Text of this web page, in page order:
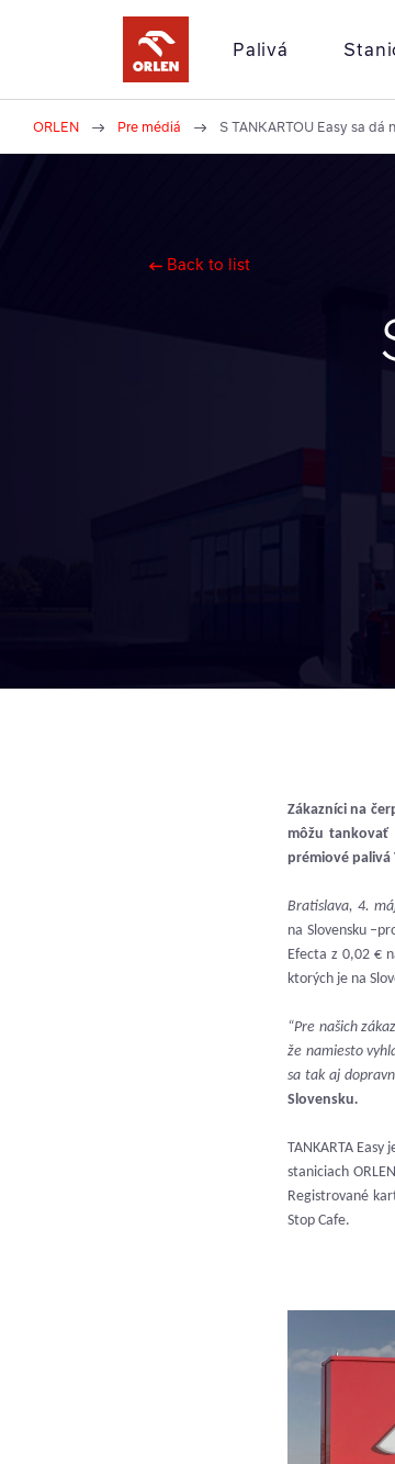
Palivá
ORLEN Pre médiá S TANKARTOU Easy sa
Back to list
Zákazníci na
môžu tankovať
prémiové palivá
Bratislava, 4.
na Slovensku
Efecta z 0,02 €
ktorých je na
“Pre našich
že namiesto
sa tak aj
Slovensku.
TANKARTA
staniciach
Registrované
Stop Cafe.